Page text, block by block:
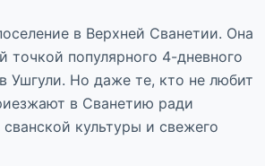
в Верхней Сванетии. Она
точкой популярного 4-дневного
Ушгули. Но даже те, кто не любит
в Сванетию ради
культуры и свежего